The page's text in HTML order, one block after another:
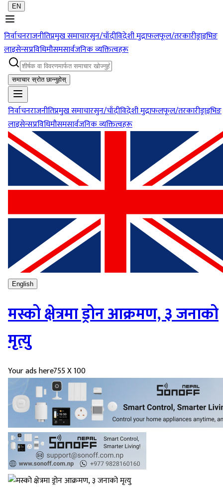
EN
निर्वाचनराजनीतिप्रमुख समाचारसुन/चाँदीविदेशी मुद्राफलफूल/तरकारीड्राइभिङ
लाइसेन्सप्रविधिमौसमसार्वजनिक व्यक्तित्वहरू
समाचार स्रोत छान्नुहोस्
निर्वाचनराजनीतिप्रमुख समाचारसुन/चाँदीविदेशी मुद्राफलफूल/तरकारीड्राइभिङ
लाइसेन्सप्रविधिमौसमसार्वजनिक व्यक्तित्वहरू
English
मस्को क्षेत्रमा ड्रोन आक्रमण, ३ जनाको
मृत्यु
Your ads here755 X 100